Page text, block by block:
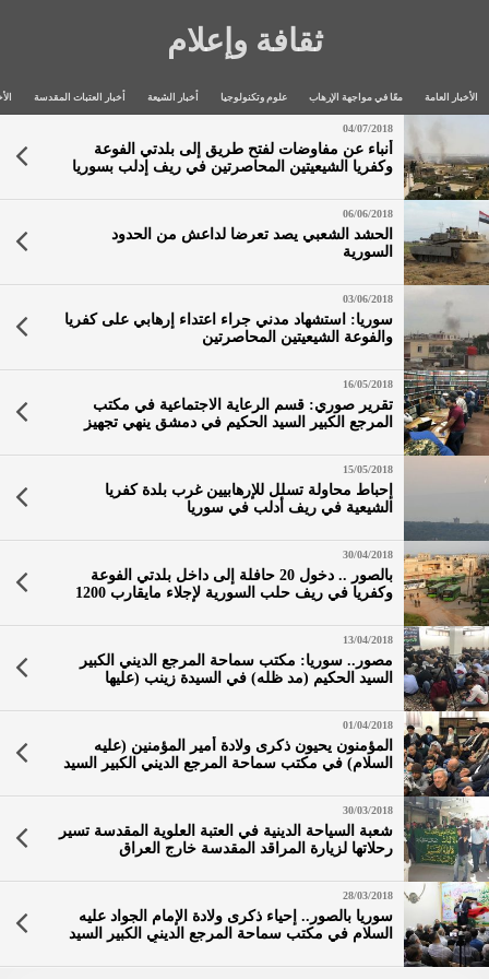
ثقافة وإعلام
الأخبار العامة معًا في مواجهة الإرهاب علوم وتكنولوجيا أخبار الشيعة أخبار العتبات المقدسة
04/07/2018
أنباء عن مفاوضات لفتح طريق إلى بلدتي الفوعة
وكفريا الشيعيتين المحاصرتين في ريف إدلب بسوريا
06/06/2018
الحشد الشعبي يصد تعرضا لداعش من الحدود
السورية
03/06/2018
سوريا: استشهاد مدني جراء اعتداء إرهابي على كفريا
والفوعة الشيعيتين المحاصرتين
16/05/2018
تقرير صوري: قسم الرعاية الاجتماعية في مكتب
المرجع الكبير السيد الحكيم في دمشق ينهي تجهيز
المهجرة والفقيرة من اتباع أهل البيت عليهم السلام
في المحافظات والمدن السورية
15/05/2018
إحباط محاولة تسلل للإرهابيين غرب بلدة كفريا
الشيعية في ريف أدلب في سوريا
30/04/2018
بالصور .. دخول 20 حافلة إلى داخل بلدتي الفوعة
وكفريا في ريف حلب السورية لإجلاء مايقارب 1200
13/04/2018
مصور.. سوريا: مكتب سماحة المرجع الديني الكبير
السيد الحكيم (مد ظله) في السيدة زينب (عليها
(عليه السلام)
01/04/2018
المؤمنون يحيون ذكرى ولادة أمير المؤمنين (عليه
السلام) في مكتب سماحة المرجع الديني الكبير السيد
(عليها السلام) في سوريا
30/03/2018
شعبة السياحة الدينية في العتبة العلوية المقدسة تسير
رحلاتها لزيارة المراقد المقدسة خارج العراق
28/03/2018
سوريا بالصور.. إحياء ذكرى ولادة الإمام الجواد عليه
السلام في مكتب سماحة المرجع الديني الكبير السيد